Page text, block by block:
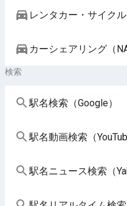
レンタカー・サイク
カーシェアリング（
検索
駅名検索（Google）
駅名動画検索（
駅名ニュース検索（